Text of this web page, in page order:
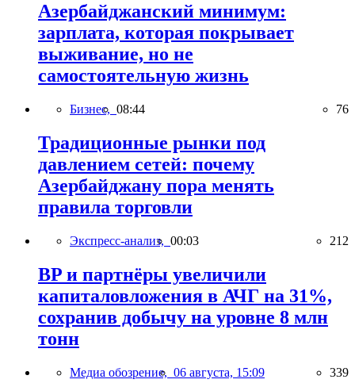
Азербайджанский минимум:
зарплата, которая покрывает
выживание, но не
самостоятельную жизнь
Бизнес, 08:44 76
Традиционные рынки под
давлением сетей: почему
Азербайджану пора менять
правила торговли
Экспресс-анализ, 00:03 212
BP и партнёры увеличили
капиталовложения в АЧГ на 31%,
сохранив добычу на уровне 8 млн
тонн
Медиа обозрение, 06 августа, 15:09 339